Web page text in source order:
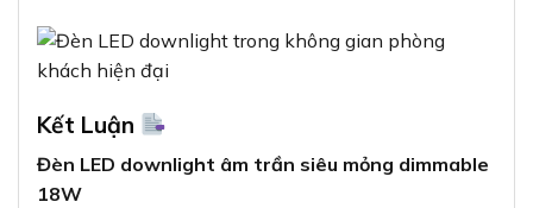
Kết Luận
Đèn LED downlight âm trần siêu mỏng dimmable
18W